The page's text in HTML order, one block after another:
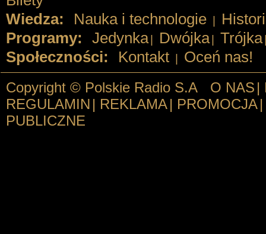
Wiedza:
Nauka i technologie
Programy: Jedynka Dwójka Trójka
Społeczności: Kontakt Oceń nas!
Copyright © Polskie Radio S.A O NAS |
REGULAMIN | REKLAMA | PROMOCJA |
PUBLICZNE